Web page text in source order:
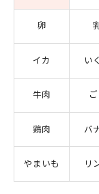
卵
イカ い
牛肉
鶏肉 バ
やまいも リ